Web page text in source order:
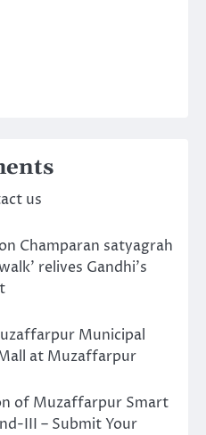
us
on Champaran satyagrah
relives Gandhi’s
Municipal
at Muzaffarpur
of Muzaffarpur Smart
III – Submit Your